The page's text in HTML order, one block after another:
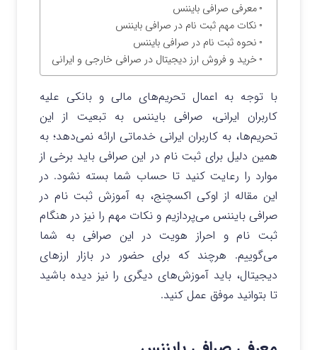
معرفی صرافی بایننس
نکات مهم ثبت نام در صرافی بایننس
نحوه ثبت نام در صرافی بایننس
خرید و فروش ارز دیجیتال در صرافی خارجی و ایرانی
با توجه به اعمال تحریم‌های مالی و بانکی علیه
کاربران ایرانی، صرافی بایننس به تبعیت از این
تحریم‌ها، به کاربران ایرانی خدماتی ارائه نمی‌دهد؛ به
همین دلیل برای ثبت نام در این صرافی باید برخی از
موارد را رعایت کنید تا حساب شما بسته نشود. در
این مقاله از اوکی اکسچنج، به آموزش ثبت نام در
صرافی بایننس می‌پردازیم و نکات مهم را نیز در هنگام
ثبت نام و احراز هویت در این صرافی به شما
می‌گوییم. هرچند که برای حضور در بازار ارزهای
دیجیتال، باید آموزش‌های دیگری را نیز دیده باشید
تا بتوانید موفق عمل کنید.